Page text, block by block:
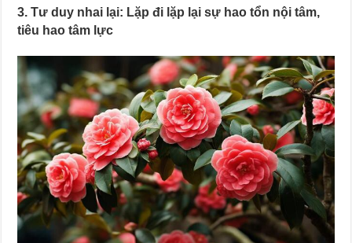
3. Tư duy nhai lại: Lặp đi lặp lại sự hao tổn nội tâm,
tiêu hao tâm lực